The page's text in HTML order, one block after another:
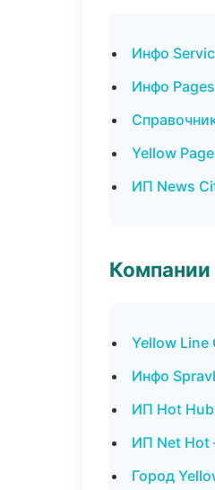
Инфо
Инфо
Yellow
ИП News
Yellow
Инфо
ИП Hot
ИП Net Hot
Город